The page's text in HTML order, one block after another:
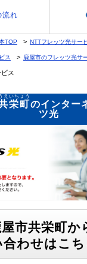
流れ
TOP NTTフレッツ光サー
ス 鹿屋市のフレッツ光サ
ス
栄町
えいちょう
のインター
ツ光
市共栄町か
わせはこち